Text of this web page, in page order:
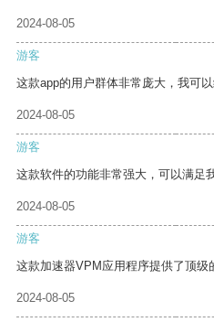
2024-08-05
游客
这款app的用户群体非常庞大，我可
2024-08-05
游客
这款软件的功能非常强大，可以满足
2024-08-05
游客
这款加速器VPM应用程序提供了顶级
2024-08-05